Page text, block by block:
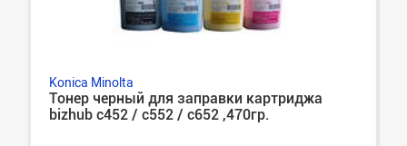
Konica Minolta
Тонер черный для заправки картриджа
bizhub c452 / c552 / c652 ,470гр.